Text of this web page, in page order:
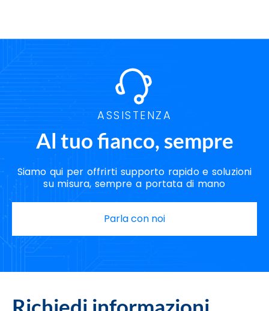
ASSISTENZA
Al tuo fianco, sempre
Siamo qui per offrirti supporto rapido e soluzioni
su misura, sempre a portata di mano
Parla con noi